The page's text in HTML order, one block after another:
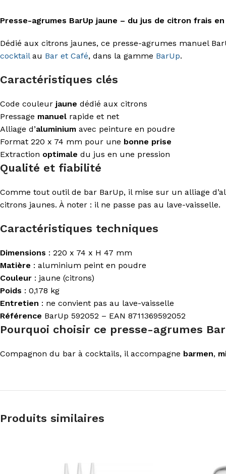
Presse-agrumes BarUp jaune – du jus de citron frais
Dédié aux citrons jaunes, ce presse-agrumes manuel
cocktailau Bar et Café, dans la gamme BarUp.
Caractéristiques clés
Code couleur jaune dédié aux citrons
Pressage manuel rapide et net
Alliage d’aluminium avec peinture en poudre
Format 220 x 74 mm pour une bonne prise
Extraction optimale du jus en une pression
Qualité et fiabilité
Comme tout outil de bar BarUp, il mise sur un alliage
citrons jaunes. À noter : il ne passe pas au lave-vaisselle.
Caractéristiques techniques
Dimensions : 220 x 74 x H 47 mm
Matière : aluminium peint en poudre
Couleur : jaune (citrons)
Poids : 0,178 kg
Entretien : ne convient pas au lave-vaisselle
Référence BarUp 592052 – EAN 8711369592052
Pourquoi choisir ce presse-agrumes
Compagnon du bar à cocktails, il accompagne barmen,
Produits similaires